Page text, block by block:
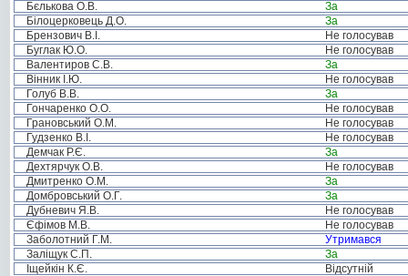
Бєлькова О.В.
За
Білоцерковець Д.О.
За
Брензович В.І.
Не голосував
Буглак Ю.О.
Не голосував
Валентиров С.В.
За
Вінник І.Ю.
Не голосував
Голуб В.В.
За
Гончаренко О.О.
Не голосував
Грановський О.М.
Не голосував
Гудзенко В.І.
Не голосував
Демчак Р.Є.
За
Дехтярчук О.В.
Не голосував
Дмитренко О.М.
За
Домбровський О.Г.
За
Дубневич Я.В.
Не голосував
Єфімов М.В.
Не голосував
Заболотний Г.М.
Утримався
Заліщук С.П.
За
Іщейкін К.Є.
Відсутній